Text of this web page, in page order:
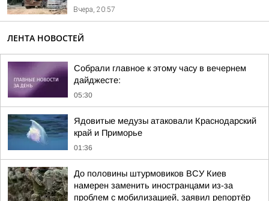
Вчера, 20:57
ЛЕНТА НОВОСТЕЙ
Собрали главное к этому часу в вечернем
дайджесте:
05:30
Ядовитые медузы атаковали Краснодарский
край и Приморье
01:36
До половины штурмовиков ВСУ Киев
намерен заменить иностранцами из-за
проблем с мобилизацией, заявил репортёр